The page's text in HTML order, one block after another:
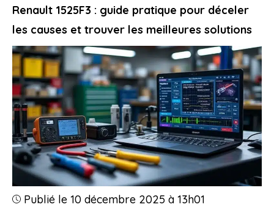
Renault 1525F3 : guide pratique pour déceler
les causes et trouver les meilleures solutions
Publié le 10 décembre 2025 à 13h01